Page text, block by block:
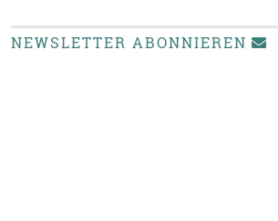
NEWSLETTER ABONNIEREN